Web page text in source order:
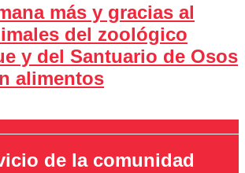
más y gracias al
del zoológico
y del Santuario de Osos
alimentos
de la comunidad